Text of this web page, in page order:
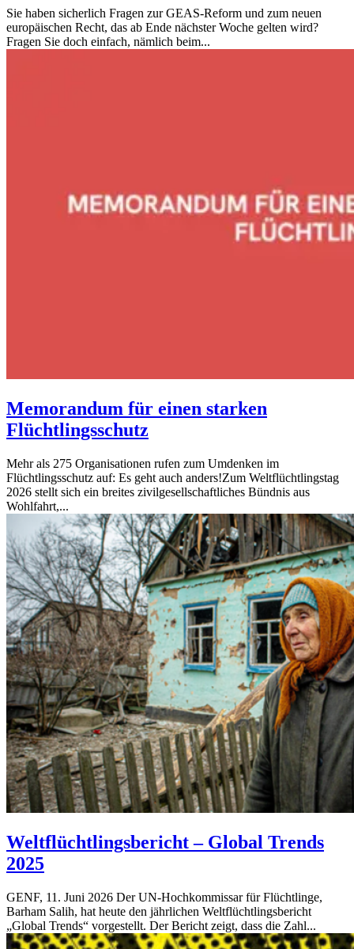
Sie haben sicherlich Fragen zur GEAS-Reform und zum neuen
europäischen Recht, das ab Ende nächster Woche gelten wird?
Fragen Sie doch einfach, nämlich beim...
Memorandum für einen starken
Flüchtlingsschutz
Mehr als 275 Organisationen rufen zum Umdenken im
Flüchtlingsschutz auf: Es geht auch anders!Zum Weltflüchtlingstag
2026 stellt sich ein breites zivilgesellschaftliches Bündnis aus
Wohlfahrt,...
Weltflüchtlingsbericht – Global Trends
2025
GENF, 11. Juni 2026 Der UN-Hochkommissar für Flüchtlinge,
Barham Salih, hat heute den jährlichen Weltflüchtlingsbericht
„Global Trends“ vorgestellt. Der Bericht zeigt, dass die Zahl...